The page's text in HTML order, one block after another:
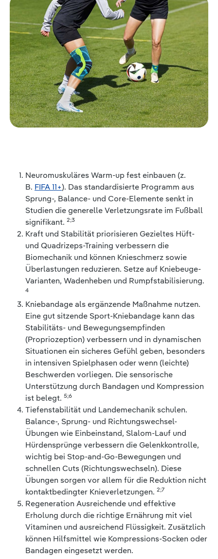
Neuromuskuläres Warm-up fest einbauen (z.
B. FIFA 11+). Das standardisierte Programm aus
Sprung-, Balance- und Core-Elemente senkt in
Studien die generelle Verletzungsrate im Fußball
signifikant. 2;3
Kraft und Stabilität priorisieren Gezieltes Hüft-
und Quadrizeps-Training verbessern die
Biomechanik und können Knieschmerz sowie
Überlastungen reduzieren. Setze auf Kniebeuge-
Varianten, Wadenheben und Rumpfstabilisierung.
4
Kniebandage als ergänzende Maßnahme nutzen.
Eine gut sitzende Sport-Kniebandage kann das
Stabilitäts- und Bewegungsempfinden
(Propriozeption) verbessern und in dynamischen
Situationen ein sicheres Gefühl geben, besonders
in intensiven Spielphasen oder wenn (leichte)
Beschwerden vorliegen. Die sensorische
Unterstützung durch Bandagen und Kompression
ist belegt. 5;6
Tiefenstabilität und Landemechanik schulen.
Balance-, Sprung- und Richtungswechsel-
Übungen wie Einbeinstand, Slalom-Lauf und
Hürdensprünge verbessern die Gelenkkontrolle,
wichtig bei Stop-and-Go-Bewegungen und
schnellen Cuts (Richtungswechseln). Diese
Übungen sorgen vor allem für die Reduktion nicht
kontaktbedingter Knieverletzungen. 2;7
Regeneration Ausreichende und effektive
Erholung durch die richtige Ernährung mit viel
Vitaminen und ausreichend Flüssigkeit. Zusätzlich
können Hilfsmittel wie Kompressions-Socken oder
Bandagen eingesetzt werden.